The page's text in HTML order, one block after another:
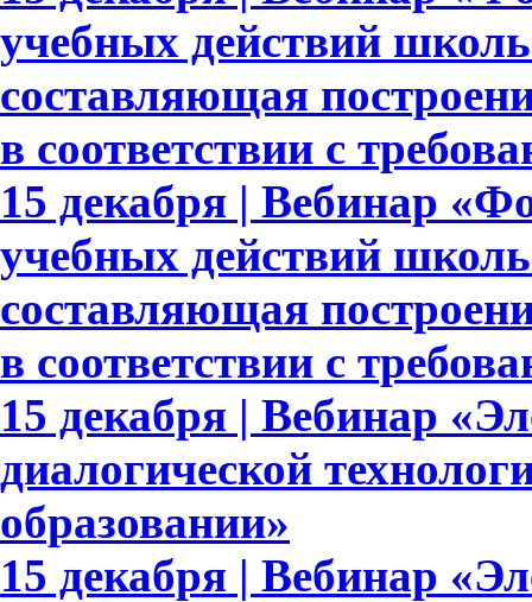
учебных действий
составляющая
в соответствии с
15 декабря | Вебинар
учебных действий
составляющая
в соответствии с
15 декабря | Вебинар
диалогической
образовании»
15 декабря | Вебинар